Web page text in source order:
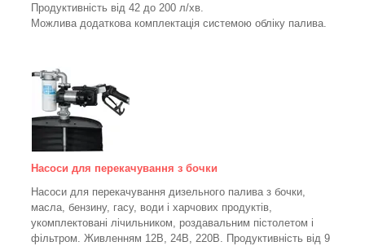
Продуктивність від 42 до 200 л/хв.
Можлива додаткова комплектація системою обліку палива.
Насоси для перекачування з бочки
Насоси для перекачування дизельного палива з бочки,
масла, бензину, гасу, води і харчових продуктів,
укомплектовані лічильником, роздавальним пістолетом і
фільтром. Живленням 12В, 24В, 220В. Продуктивність від 9